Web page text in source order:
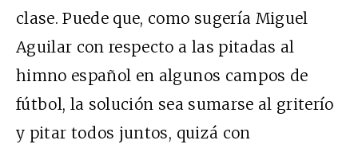
clase. Puede que, como sugería Miguel
Aguilar con respecto a las pitadas al
himno español en algunos campos de
fútbol, la solución sea sumarse al griterío
y pitar todos juntos, quizá con